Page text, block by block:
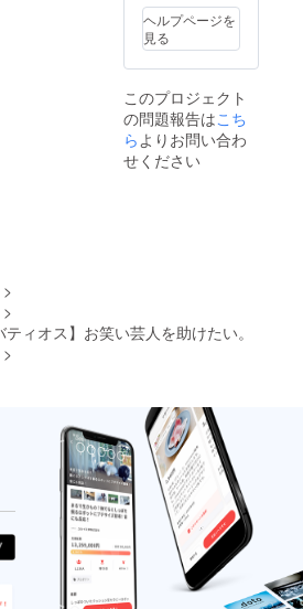
場で
す。 ・
漫才の
演目中
目に入
る最高
の掲示
箇所で
す。
ヘルプページを
見る
このプロジェクト
の問題報告はこち
ら よりお問い合わ
せください
>
>
ティオス】お笑い芸人を助けたい。
>